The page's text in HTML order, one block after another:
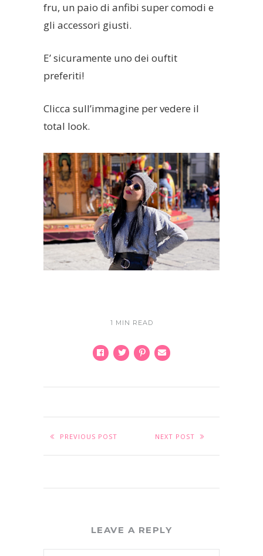
fru, un paio di anfibi super comodi e
gli accessori giusti.
E’ sicuramente uno dei ouftit
preferiti!
Clicca sull’immagine per vedere il
total look.
1 MIN READ
PREVIOUS POST NEXT POST
LEAVE A REPLY